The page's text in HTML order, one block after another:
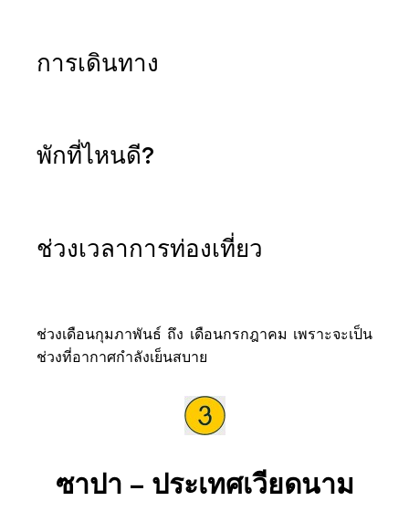
การเดินทาง
พักที่ไหนดี?
ช่วงเวลาการท่องเที่ยว
ช่วงเดือนกุมภาพันธ์ ถึง เดือนกรกฎาคม เพราะจะเป็น
ช่วงที่อากาศกำลังเย็นสบาย
ซาปา – ประเทศเวียดนาม